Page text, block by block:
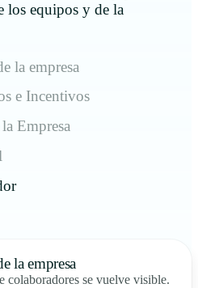
los equipos y de la
la empresa
e Incentivos
Empresa
la empresa
colaboradores se vuelve visible.